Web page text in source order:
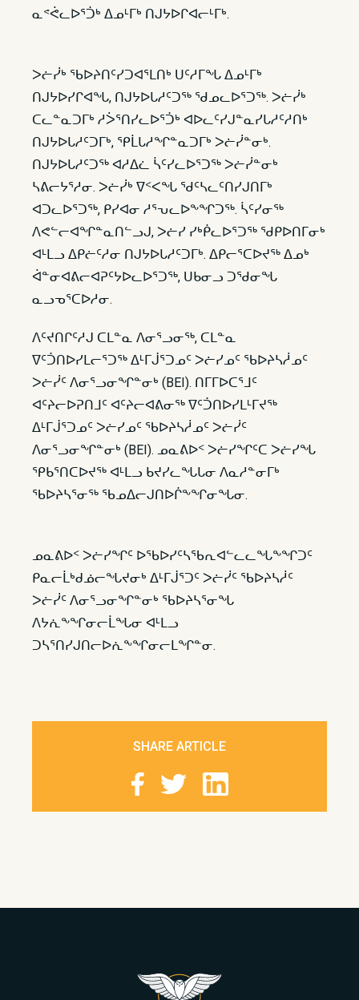
ᓇᕝᕚᓚᐅᕐᑑᒃ ᐃᓄᒻᒥᒃ ᑎᒍᔭᐅᒋᐊᓕᒻᒥᒃ.
ᐳᓖᓰᒃ ᖃᐅᔨᑎᑦᓯᑐᐊᕐᒪᑎᒃ ᑌᑦᓱᒥᖓ ᐃᓄᒻᒥᒃ
ᑎᒍᔭᐅᓯᒋᐊᖓ, ᑎᒍᔭᐅᒐᓱᑦᑐᖅ ᖁᓄᓚᐅᕐᑐᖅ. ᐳᓖᓰᒃ
ᑕᓚᓐᓇᑐᒥᒃ ᓱᐴᕐᑎᓯᓚᐅᕐᑑᒃ ᐊᐅᓚᑦᓯᒍᓐᓇᓯᒐᓱᑦᓱᑎᒃ
ᑎᒍᔭᐅᒐᓱᑦᑐᒥᒃ, ᕿᒫᒐᓱᖏᓐᓇᑐᒥᒃ ᐳᓖᓰᓐᓂᒃ.
ᑎᒍᔭᐅᒐᓱᑦᑐᖅ ᐊᓱᐃᓛ ᓵᑦᓯᓚᐅᕐᑐᖅ ᐳᓖᓰᓐᓂᒃ
ᓴᕕᓕᔭᕐᓱᓂ. ᐳᓖᓰᒃ ᐁᑉᐸᖓ ᖁᑦᓴᓚᑦᑎᓯᒍᑎᒥᒃ
ᐊᑐᓚᐅᕐᑐᖅ, ᑭᓯᐊᓂ ᓱᕐᕃᓚᐅᖕᖏᑐᖅ. ᓵᑦᓯᓂᖅ
ᐱᕙᓪᓕᐊᖏᓐᓇᑎᓪᓗᒍ, ᐳᓖᓯ ᓯᒃᑮᓚᐅᕐᑐᖅ ᖁᑭᐅᑎᒥᓂᒃ
ᐊᒻᒪᓗ ᐃᑭᓖᑦᓱᓂ ᑎᒍᔭᐅᒐᓱᑦᑐᒥᒃ. ᐃᑭᓕᕐᑕᐅᔪᖅ ᐃᓄᒃ
ᐋᓐᓂᐊᕕᓕᐊᕈᑦᔭᐅᓚᐅᕐᑐᖅ, ᑌᑲᓂᓗ ᑐᖁᓂᖓ
ᓇᓗᓀᕐᑕᐅᓱᓂ.
ᐱᑦᔪᑎᒋᑦᓱᒍ ᑕᒪᓐᓇ ᐱᓂᕐᓗᓂᖅ, ᑕᒪᓐᓇ
ᐁᑦᑑᑎᐅᓯᒪᓕᕐᑐᖅ ᐃᒻᒥᒎᕐᑐᓄᑦ ᐳᓖᓯᓄᑦ ᖃᐅᔨᓴᓲᓄᑦ
ᐳᓖᓰᑦ ᐱᓂᕐᓗᓂᖏᓐᓂᒃ (BEI). ᑎᒥᒥᐅᑕᕐᒧᑦ
ᐊᑦᔨᓕᐅᕈᑎᒧᑦ ᐊᑦᔨᓕᐊᕕᓂᖅ ᐁᑦᑑᑎᐅᓯᒪᒻᒥᔪᖅ
ᐃᒻᒥᒎᕐᑐᓄᑦ ᐳᓖᓯᓄᑦ ᖃᐅᔨᓴᓲᓄᑦ ᐳᓖᓰᑦ
ᐱᓂᕐᓗᓂᖏᓐᓂᒃ (BEI). ᓄᓇᕕᐅᑉ ᐳᓖᓯᖏᑦᑕ ᐳᓖᓯᖓ
ᕿᑲᕐᑎᑕᐅᔪᖅ ᐊᒻᒪᓗ ᑲᔪᓯᓚᖓᒐᓂ ᐱᓇᓱᓐᓂᒥᒃ
ᖃᐅᔨᓴᕐᓂᖅ ᖃᓄᐃᓕᒍᑎᐅᒌᖕᖏᓂᖓᓂ.
ᓄᓇᕕᐅᑉ ᐳᓖᓯᖏᑦ ᐅᖃᐅᓯᑦᓴᖃᕆᐊᓪᓚᓚᖓᖕᖏᑐᑦ
ᑭᓇᓕᒫᒃᑯᓅᓕᖓᔪᓂᒃ ᐃᒻᒥᒎᕐᑐᑦ ᐳᓖᓰᑦ ᖃᐅᔨᓴᓲᑦ
ᐳᓖᓰᑦ ᐱᓂᕐᓗᓂᖏᓐᓂᒃ ᖃᐅᔨᓴᕐᓂᖓ
ᐱᔭᕇᖕᖏᓂᓕᒫᖓᓂ ᐊᒻᒪᓗ
ᑐᓴᕐᑎᓯᒍᑎᓕᐅᕇᖕᖏᓂᓕᒪᖏᓐᓂ.
SHARE ARTICLE